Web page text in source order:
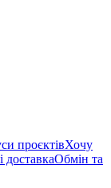
проєктівХочу
доставкаОбмін та